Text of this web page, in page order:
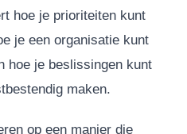
hoe je prioriteiten kunt
je een organisatie kunt
hoe je beslissingen kunt
maken.
op een manier die